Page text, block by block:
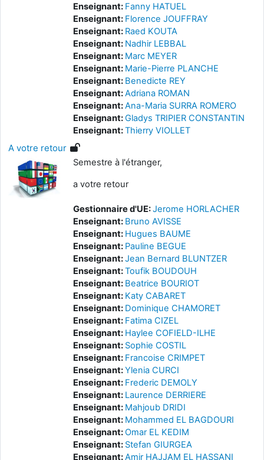
Enseignant: Fanny HATUEL
Enseignant: Florence JOUFFRAY
Enseignant: Raed KOUTA
Enseignant: Nadhir LEBBAL
Enseignant: Marc MEYER
Enseignant: Marie-Pierre PLANCHE
Enseignant: Benedicte REY
Enseignant:Adriana ROMAN
Enseignant:Ana-Maria SURRA ROMERO
Enseignant:Gladys TRIPIER CONSTANTIN
Enseignant:Thierry VIOLLET
A votre retour
Semestre à l'étranger,
a votre retour
Gestionnaire d'UE:Jerome HORLACHER
Enseignant: Bruno AVISSE
Enseignant: Hugues BAUME
Enseignant: Pauline BEGUE
Enseignant:Jean Bernard BLUNTZER
Enseignant:Toufik BOUDOUH
Enseignant: Beatrice BOURIOT
Enseignant: Katy CABARET
Enseignant: Dominique CHAMORET
Enseignant: Fatima CIZEL
Enseignant: Haylee COFIELD-ILHE
Enseignant: Sophie COSTIL
Enseignant: Francoise CRIMPET
Enseignant:Ylenia CURCI
Enseignant: Frederic DEMOLY
Enseignant: Laurence DERRIERE
Enseignant: Mahjoub DRIDI
Enseignant: Mohammed EL BAGDOURI
Enseignant:Omar EL KEDIM
Enseignant: Stefan GIURGEA
Enseignant:Amir HAJJAM EL HASSANI